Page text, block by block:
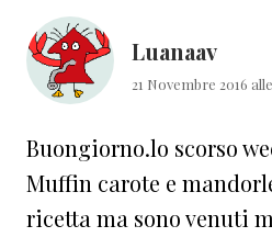
Luanaav
21 Novembre 2016
Buongiorno.lo scorso
Muffin carote e
ricetta ma sono venuti